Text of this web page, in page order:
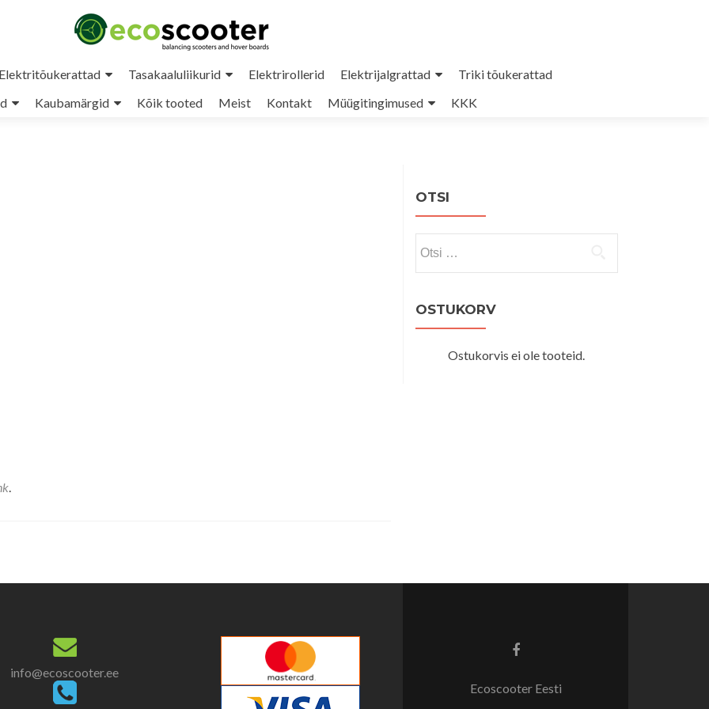
Elektritõukerattad Tasakaaluliikurid Elektrirollerid Elektrijalgrattad
Triki tõukerattad
Kaubamärgid Kõik tooted Meist Kontakt Müügitingimused KKK
.
OTSI
OSTUKORV
Ostukorvis ei ole tooteid.
info@ecoscooter.ee
Facebook
Ecoscooter Eesti